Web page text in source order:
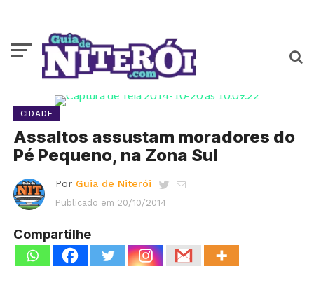
CIDADE
Assaltos assustam moradores do
Pé Pequeno, na Zona Sul
Por Guia de Niterói
Publicado em 20/10/2014
Compartilhe